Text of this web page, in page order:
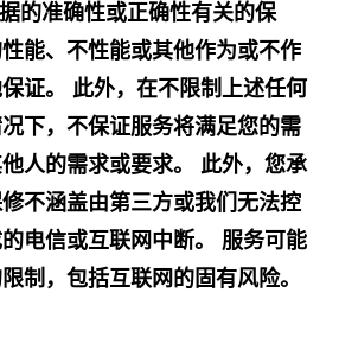
的准确性或正确性有关的保
能、不性能或其他作为或不作
证。 此外，在不限制上述任何
下，不保证服务将满足您的需
人的需求或要求。 此外，您承
不涵盖由第三方或我们无法控
电信或互联网中断。 服务可能
制，包括互联网的固有风险。